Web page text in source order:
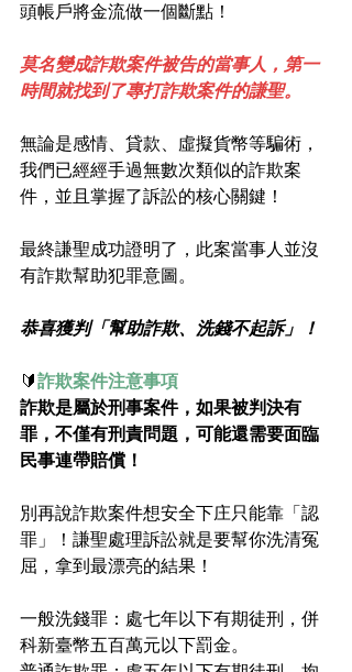
頭帳戶將金流做一個斷點！
莫名變成詐欺案件被告的當事人，第一
時間就找到了專打詐欺案件的謙聖。
無論是感情、貸款、虛擬貨幣等騙術，
我們已經經手過無數次類似的詐欺案
件，並且掌握了訴訟的核心關鍵！
最終謙聖成功證明了，此案當事人並沒
有詐欺幫助犯罪意圖。
恭喜獲判「幫助詐欺、洗錢不起訴」！
🔰詐欺案件注意事項
詐欺是屬於刑事案件，如果被判決有
罪，不僅有刑責問題，可能還需要面臨
民事連帶賠償！
別再說詐欺案件想安全下庄只能靠「認
罪」！謙聖處理訴訟就是要幫你洗清冤
屈，拿到最漂亮的結果！
一般洗錢罪：處七年以下有期徒刑，併
科新臺幣五百萬元以下罰金。